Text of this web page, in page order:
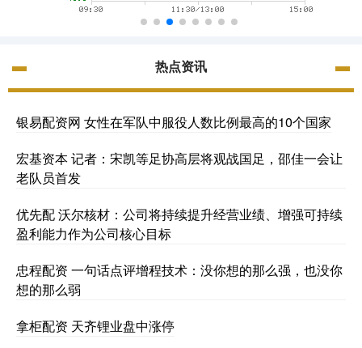
热点资讯
银易配资网 女性在军队中服役人数比例最高的10个国家
宏基资本 记者：宋凯等足协高层将观战国足，邵佳一会让
老队员首发
优先配 沃尔核材：公司将持续提升经营业绩、增强可持续
盈利能力作为公司核心目标
忠程配资 一句话点评增程技术：没你想的那么强，也没你
想的那么弱
拿柜配资 天齐锂业盘中涨停